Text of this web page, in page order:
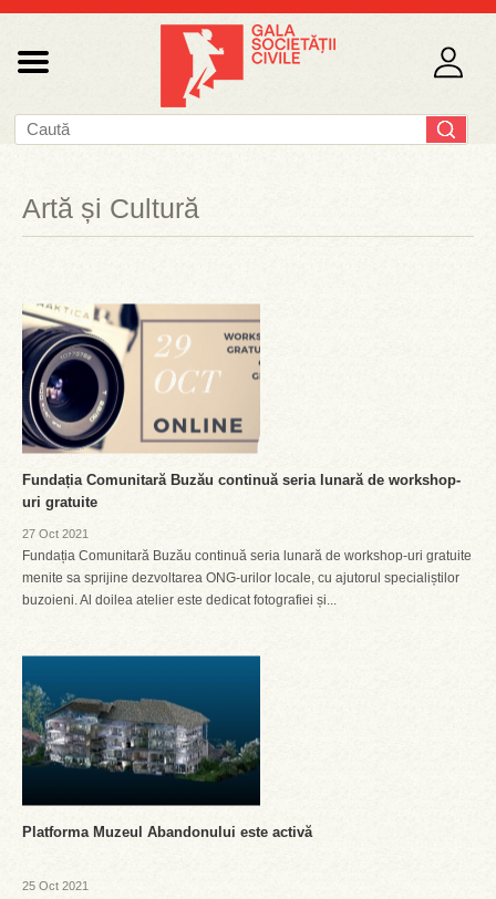
Artă și Cultură
Fundația Comunitară Buzău continuă seria lunară de workshop-
uri gratuite
27 Oct 2021
Fundația Comunitară Buzău continuă seria lunară de workshop-uri gratuite
menite sa sprijine dezvoltarea ONG-urilor locale, cu ajutorul specialiștilor
buzoieni. Al doilea atelier este dedicat fotografiei și...
Platforma Muzeul Abandonului este activă
25 Oct 2021